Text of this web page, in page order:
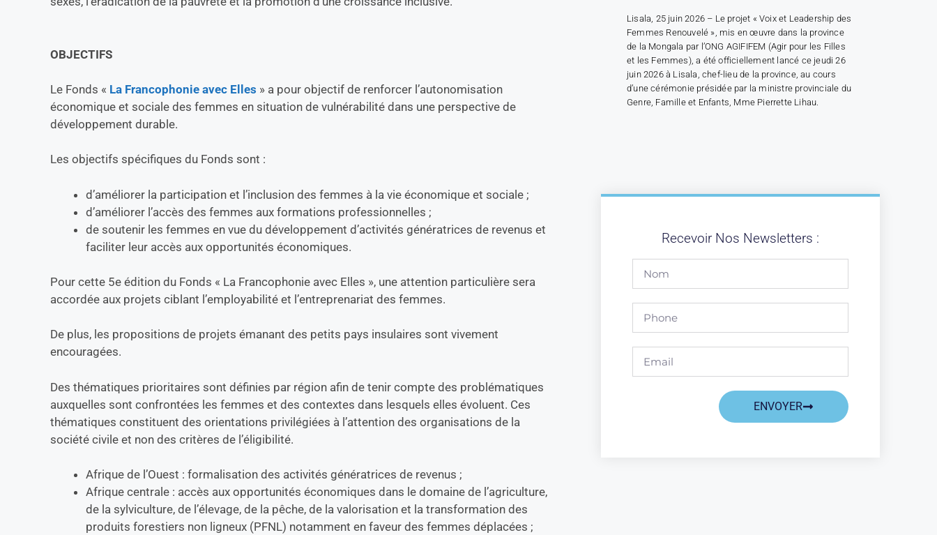
OBJECTIFS
Le Fonds « La Francophonie avec Elles » a pour objectif de renforcer l’autonomisation
économique et sociale des femmes en situation de vulnérabilité dans une perspective de
développement durable.
Les objectifs spécifiques du Fonds sont :
d’améliorer la participation et l’inclusion des femmes à la vie économique et sociale ;
d’améliorer l’accès des femmes aux formations professionnelles ;
de soutenir les femmes en vue du développement d’activités génératrices de revenus et
faciliter leur accès aux opportunités économiques.
Pour cette 5e édition du Fonds « La Francophonie avec Elles », une attention particulière sera
accordée aux projets ciblant l’employabilité et l’entreprenariat des femmes.
De plus, les propositions de projets émanant des petits pays insulaires sont vivement
encouragées.
Des thématiques prioritaires sont définies par région afin de tenir compte des problématiques
auxquelles sont confrontées les femmes et des contextes dans lesquels elles évoluent. Ces
thématiques constituent des orientations privilégiées à l’attention des organisations de la
société civile et non des critères de l’éligibilité.
Afrique de l’Ouest : formalisation des activités génératrices de revenus ;
Afrique centrale : accès aux opportunités économiques dans le domaine de l’agriculture,
de la sylviculture, de l’élevage, de la pêche, de la valorisation et la transformation des
produits forestiers non ligneux (PFNL) notamment en faveur des femmes déplacées ;
Lisala, 25 juin 2026 – Le projet « Voix et Leadership des
Femmes Renouvelé », mis en œuvre dans la province
de la Mongala par l’ONG AGIFIFEM (Agir pour les Filles
et les Femmes), a été officiellement lancé ce jeudi 26
juin 2026 à Lisala, chef-lieu de la province, au cours
d’une cérémonie présidée par la ministre provinciale du
Genre, Famille et Enfants, Mme Pierrette Lihau.
Recevoir Nos Newsletters :
ENVOYER